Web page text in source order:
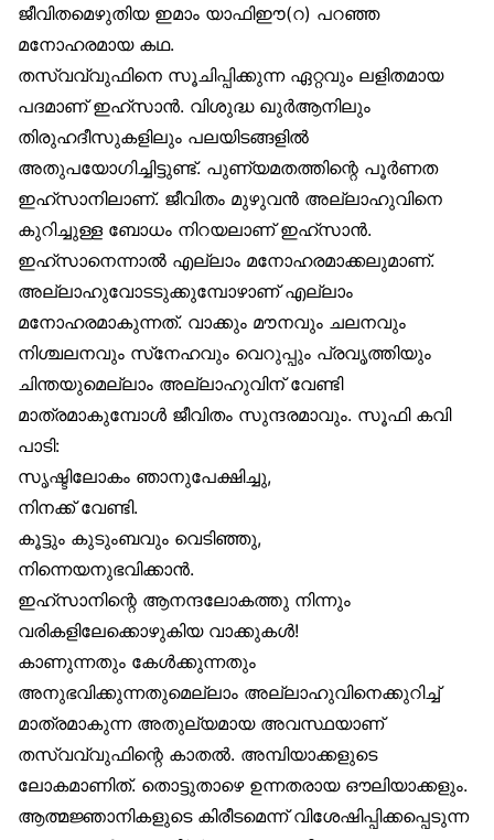
ജീവിതമെഴുതിയ ഇമാം യാഫിഈ(റ) പറഞ്ഞ
മനോഹരമായ കഥ.
തസ്വവ്വുഫിനെ സൂചിപ്പിക്കുന്ന ഏറ്റവും ലളിതമായ
പദമാണ് ഇഹ്‌സാൻ. വിശുദ്ധ ഖുർആനിലും
തിരുഹദീസുകളിലും പലയിടങ്ങളിൽ
അതുപയോഗിച്ചിട്ടുണ്ട്. പുണ്യമതത്തിന്റെ പൂർണത
ഇഹ്‌സാനിലാണ്. ജീവിതം മുഴുവൻ അല്ലാഹുവിനെ
കുറിച്ചുള്ള ബോധം നിറയലാണ് ഇഹ്‌സാൻ.
ഇഹ്‌സാനെന്നാൽ എല്ലാം മനോഹരമാക്കലുമാണ്.
അല്ലാഹുവോടടുക്കുമ്പോഴാണ് എല്ലാം
മനോഹരമാകുന്നത്. വാക്കും മൗനവും ചലനവും
നിശ്ചലനവും സ്‌നേഹവും വെറുപ്പും പ്രവൃത്തിയും
ചിന്തയുമെല്ലാം അല്ലാഹുവിന് വേണ്ടി
മാത്രമാകുമ്പോൾ ജീവിതം സുന്ദരമാവും. സൂഫി കവി
പാടി:
സൃഷ്ടിലോകം ഞാനുപേക്ഷിച്ചു,
നിനക്ക് വേണ്ടി.
കൂട്ടും കുടുംബവും വെടിഞ്ഞു,
നിന്നെയനുഭവിക്കാൻ.
ഇഹ്‌സാനിന്റെ ആനന്ദലോകത്തു നിന്നും
വരികളിലേക്കൊഴുകിയ വാക്കുകൾ!
കാണുന്നതും കേൾക്കുന്നതും
അനുഭവിക്കുന്നതുമെല്ലാം അല്ലാഹുവിനെക്കുറിച്ച്
മാത്രമാകുന്ന അതുല്യമായ അവസ്ഥയാണ്
തസ്വവ്വുഫിന്റെ കാതൽ. അമ്പിയാക്കളുടെ
ലോകമാണിത്. തൊട്ടുതാഴെ ഉന്നതരായ ഔലിയാക്കളും.
ആത്മജ്ഞാനികളുടെ കിരീടമെന്ന് വിശേഷിപ്പിക്കപ്പെടുന്ന